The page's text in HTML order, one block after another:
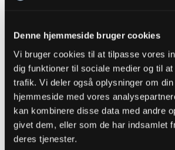
Denne hjemmeside bruger cookies
Vi bruger cookies til at tilpasse vores
dig funktioner til sociale medier og til
trafik. Vi deler også oplysninger om
hjemmeside med vores
kan kombinere disse data med andre
givet dem, eller som de har indsamlet
deres tjenester.
andlox replied
05-04-2019, 08:22
Oprindeligt indsendt af Lennon
Det er sindssygt ærgerligt med
det i sidste ende går lige op for de fleste
Alternativet med VAR og kampstop hele
den mindste fejl, er værre imo.
trods alt😊
Synes VAR er shit. Det ødelægger kampene.